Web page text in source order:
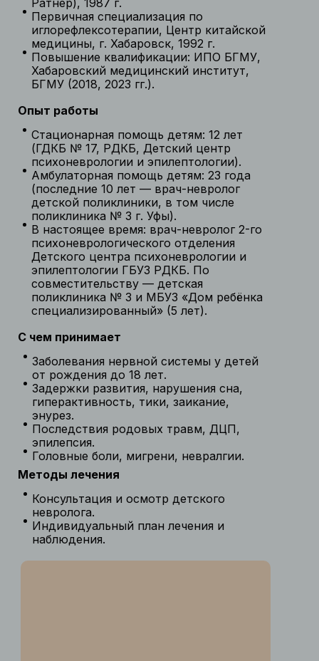
Методы лечения
С чем принимает
Опыт работы
Консультация и осмотр детского
невролога.
Индивидуальный план лечения и
наблюдения.
Заболевания нервной системы у детей
от рождения до 18 лет.
Задержки развития, нарушения сна,
гиперактивность, тики, заикание,
энурез.
Последствия родовых травм, ДЦП,
эпилепсия.
Головные боли, мигрени, невралгии.
Стационарная помощь детям: 12 лет
(ГДКБ № 17, РДКБ, Детский центр
психоневрологии и эпилептологии).
Амбулаторная помощь детям: 23 года
(последние 10 лет — врач-невролог
детской поликлиники, в том числе
поликлиника № 3 г. Уфы).
В настоящее время: врач-невролог 2-го
психоневрологического отделения
Детского центра психоневрологии и
эпилептологии ГБУЗ РДКБ. По
совместительству — детская
поликлиника № 3 и МБУЗ «Дом ребёнка
специализированный» (5 лет).
Ратнер), 1987 г.
Первичная специализация по
иглорефлексотерапии, Центр китайской
медицины, г. Хабаровск, 1992 г.
Повышение квалификации: ИПО БГМУ,
Хабаровский медицинский институт,
БГМУ (2018, 2023 гг.).